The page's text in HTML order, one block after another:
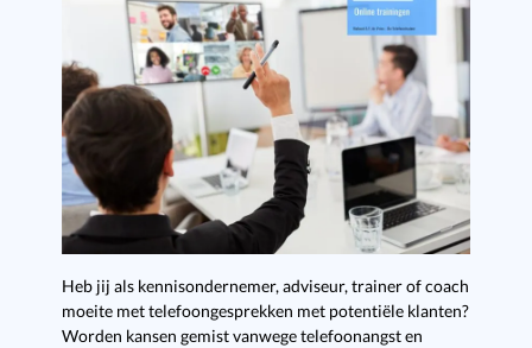
Heb jij als kennisondernemer, adviseur, trainer of coach
moeite met telefoongesprekken met potentiële klanten?
Worden kansen gemist vanwege telefoonangst en